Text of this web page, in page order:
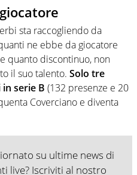
sta raccogliendo da
ne ebbe da giocatore
quanto discontinuo, non
il suo talento. Solo tre
serie B (132 presenze e 20
Coverciano e diventa
su ultime news di
live? Iscriviti al nostro